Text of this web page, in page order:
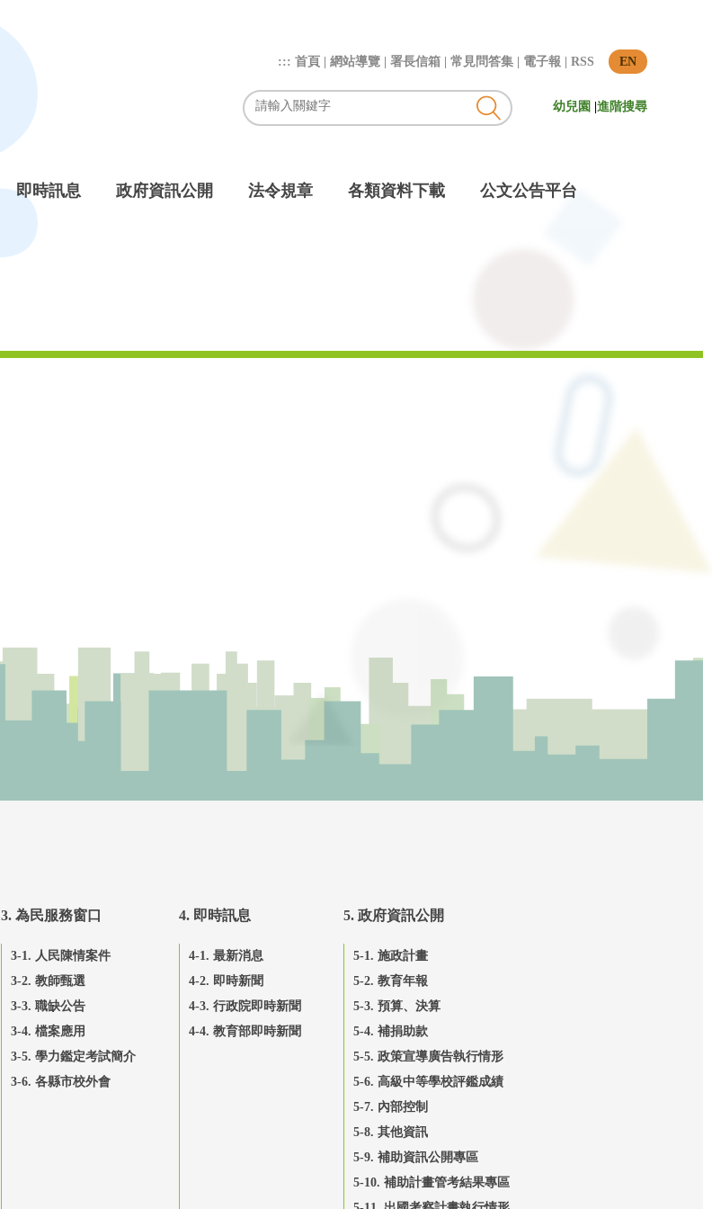
::: 首頁 網站導覽 署長信箱 常見問答集 電子報 RSS EN
幼兒園 進階搜尋
即時訊息 政府資訊公開 法令規章 各類資料下載 公文公告平台
3. 為民服務窗口
3-1. 人民陳情案件
3-2. 教師甄選
3-3. 職缺公告
3-4. 檔案應用
3-5. 學力鑑定考試簡介
3-6. 各縣市校外會
4. 即時訊息
4-1. 最新消息
4-2. 即時新聞
4-3. 行政院即時新聞
4-4. 教育部即時新聞
5. 政府資訊公開
5-1. 施政計畫
5-2. 教育年報
5-3. 預算、決算
5-4. 補捐助款
5-5. 政策宣導廣告執行情形
5-6. 高級中等學校評鑑成績
5-7. 內部控制
5-8. 其他資訊
5-9. 補助資訊公開專區
5-10. 補助計畫管考結果專區